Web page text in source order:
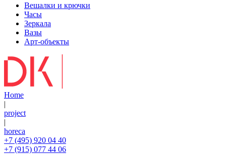
Вешалки и крючки
Часы
Зеркала
Вазы
Арт-объекты
Home
|
project
|
horeca
+7 (495) 920 04 40
+7 (915) 077 44 06